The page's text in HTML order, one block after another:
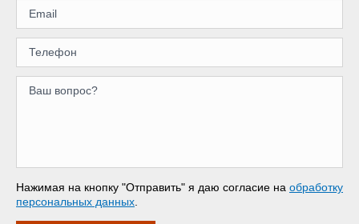
Нажимая на кнопку "Отправить" я даю согласие на обработку
персональных данных